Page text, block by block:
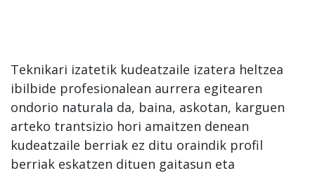
Teknikari izatetik kudeatzaile izatera heltzea
ibilbide profesionalean aurrera egitearen
ondorio naturala da, baina, askotan, karguen
arteko trantsizio hori amaitzen denean
kudeatzaile berriak ez ditu oraindik profil
berriak eskatzen dituen gaitasun eta